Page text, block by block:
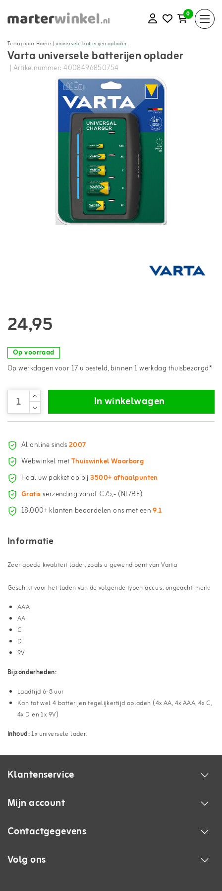
0
Terug naar Home |universele batterijen oplader
Varta universele batterijen oplader
| Artikelnummer: 4008496850754
24,95
Op voorraad
Op werkdagen voor 17 u besteld, binnen 1 werkdag thuisbezorgd*
In winkelwagen
Al online sinds2007
Webwinkel metThuiswinkel Waarborg
Haal uw pakket op bij3500+ afhaalpunten
Gratisverzending vanaf €75,- (NL/BE)
18.000+ klanten beoordelen ons met een9.1
Informatie
Zeer goede kwaliteit lader, zoals u gewend bent van Varta
Geschikt voor het laden van de volgende typen accu`s, ongeacht merk;
AAA
AA
C
D
9V
Bijzonderheden:
Laadtijd 6-8 uur
Kan tot wel 4 batterijen tegelijkertijd opladen (4x AA, 4x AAA, 4x C,
4x D en 1x 9V)
Inhoud:1x universele lader.
Klantenservice
Mijn account
Contactgegevens
Volg ons